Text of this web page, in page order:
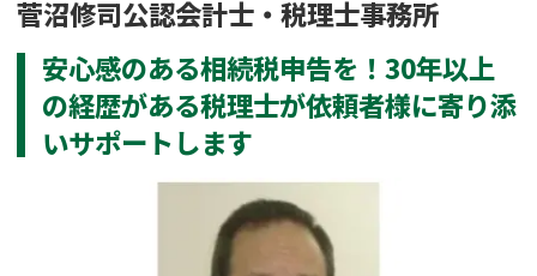
事務所 1191
件
更新日 : 2026年07月21日
遺言書作成・遺言執行
費用相場
菅沼修司公認会計士・税理士事務所
安心感のある相続税申告を！30年以上
の経歴がある税理士が依頼者様に寄り添
いサポートします